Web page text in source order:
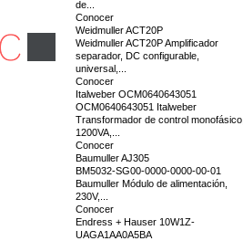
de...
Conocer
Weidmuller ACT20P
Weidmuller ACT20P Amplificador
separador, DC configurable,
universal,...
Conocer
Italweber OCM0640643051
OCM0640643051 Italweber
Transformador de control monofásico,
1200VA,...
Conocer
Baumuller AJ305
BM5032-SG00-0000-0000-00-01
Baumuller Módulo de alimentación,
230V,...
Conocer
Endress + Hauser 10W1Z-
UAGA1AA0A5BA